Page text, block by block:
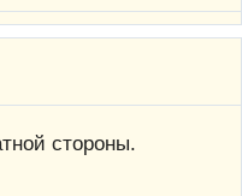
стороны.